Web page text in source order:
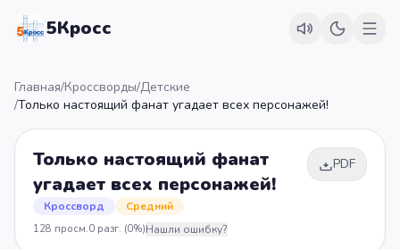
5Кросс
Главная/Кроссворды/Детские
/Только настоящий фанат угадает всех персонажей!
Только настоящий фанат
угадает всех персонажей!
Кроссворд Средний
PDF
128 просм.0 разг. (0%)Нашли ошибку?